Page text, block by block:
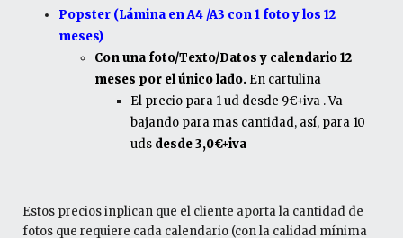
Popster (Lámina en A4 /A3 con 1 foto y los 12
meses)
Con una foto/Texto/Datos y calendario 12
meses por el único lado. En cartulina
El precio para 1 ud desde 9€+iva . Va
bajando para mas cantidad, así, para 10
uds desde 3,0€+iva
Estos precios inplican que el cliente aporta la cantidad de
fotos que requiere cada calendario (con la calidad mínima